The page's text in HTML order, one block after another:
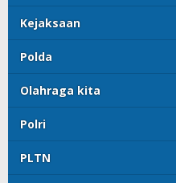
Kejaksaan
Polda
Olahraga kita
Polri
PLTN